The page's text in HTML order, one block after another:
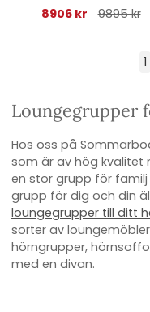
8906 kr
9895 kr
1
Loungegrupper
Hos oss på
som är av hög kvalitet
en stor grupp för familj
grupp för dig och din
loungegrupper till ditt
sorter av
hörngrupper,
med en divan.